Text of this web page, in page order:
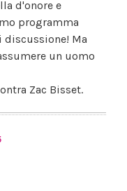
d'onore e
programma
discussione! Ma
un uomo
Zac Bisset.